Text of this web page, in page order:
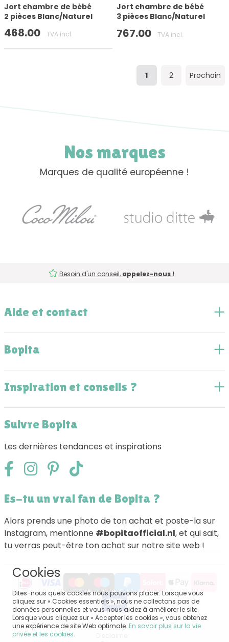
Jort chambre de bébé
2 pièces Blanc/Naturel
468.00 TVA incl.
Jort chambre de bébé
3 pièces Blanc/Naturel
767.00 TVA incl.
1 2 Prochain
Nos marques
Marques de qualité européenne !
Besoin d'un conseil, appelez-nous !
Aide et contact
Bopita
Inspiration et conseils ?
Suivre Bopita
Les dernières tendances et inspirations
Es-tu un vrai fan de Bopita ?
Alors prends une photo de ton achat et poste-la sur
Instagram, mentionne #bopitaofficial.nl, et qui sait,
tu verras peut-être ton achat sur notre site web !
Sitemap
Cookies
Dites-nous quels cookies nous pouvons placer. Lorsque vous
cliquez sur « Cookies essentiels », nous ne collectons pas de
données personnelles et vous nous aidez à améliorer le site.
Lorsque vous cliquez sur « Accepter les cookies », vous obtenez
une expérience de site Web optimale. En savoir plus sur la vie
privée et les cookies.